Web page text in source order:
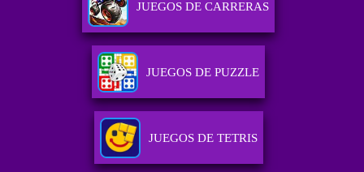
JUEGOS DE CARRERAS
JUEGOS DE PUZZLE
JUEGOS DE TETRIS